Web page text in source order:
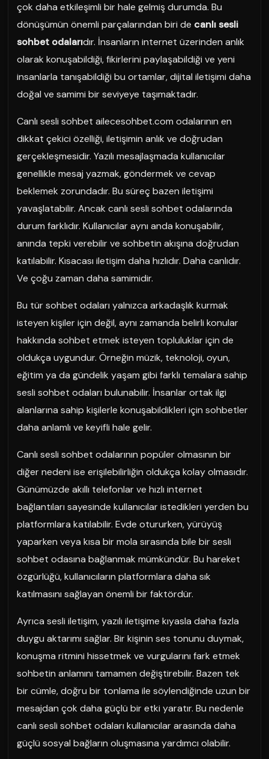
çok daha etkileşimli bir hale gelmiş durumda. Bu
dönüşümün önemli parçalarından biri de canlı sesli
sohbet odalarıdır. İnsanların internet üzerinden anlık
olarak konuşabildiği, fikirlerini paylaşabildiği ve yeni
insanlarla tanışabildiği bu ortamlar, dijital iletişimi daha
doğal ve samimi bir seviyeye taşımaktadır.
Canlı sesli sohbet ailecesohbet.com odalarının en
dikkat çekici özelliği, iletişimin anlık ve doğrudan
gerçekleşmesidir. Yazılı mesajlaşmada kullanıcılar
genellikle mesaj yazmak, göndermek ve cevap
beklemek zorundadır. Bu süreç bazen iletişimi
yavaşlatabilir. Ancak canlı sesli sohbet odalarında
durum farklıdır. Kullanıcılar aynı anda konuşabilir,
anında tepki verebilir ve sohbetin akışına doğrudan
katılabilir. Kısacası iletişim daha hızlıdır. Daha canlıdır.
Ve çoğu zaman daha samimidir.
Bu tür sohbet odaları yalnızca arkadaşlık kurmak
isteyen kişiler için değil, aynı zamanda belirli konular
hakkında sohbet etmek isteyen topluluklar için de
oldukça uygundur. Örneğin müzik, teknoloji, oyun,
eğitim ya da gündelik yaşam gibi farklı temalara sahip
sesli sohbet odaları bulunabilir. İnsanlar ortak ilgi
alanlarına sahip kişilerle konuşabildikleri için sohbetler
daha anlamlı ve keyifli hale gelir.
Canlı sesli sohbet odalarının popüler olmasının bir
diğer nedeni ise erişilebilirliğin oldukça kolay olmasıdır.
Günümüzde akıllı telefonlar ve hızlı internet
bağlantıları sayesinde kullanıcılar istedikleri yerden bu
platformlara katılabilir. Evde otururken, yürüyüş
yaparken veya kısa bir mola sırasında bile bir sesli
sohbet odasına bağlanmak mümkündür. Bu hareket
özgürlüğü, kullanıcıların platformlara daha sık
katılmasını sağlayan önemli bir faktördür.
Ayrıca sesli iletişim, yazılı iletişime kıyasla daha fazla
duygu aktarımı sağlar. Bir kişinin ses tonunu duymak,
konuşma ritmini hissetmek ve vurgularını fark etmek
sohbetin anlamını tamamen değiştirebilir. Bazen tek
bir cümle, doğru bir tonlama ile söylendiğinde uzun bir
mesajdan çok daha güçlü bir etki yaratır. Bu nedenle
canlı sesli sohbet odaları kullanıcılar arasında daha
güçlü sosyal bağların oluşmasına yardımcı olabilir.